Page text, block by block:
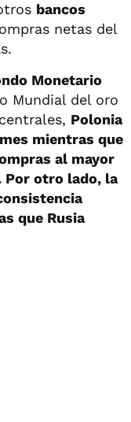
bancos
netas del
Monetario
Mundial del oro
Polonia
mientras que
al mayor
Por otro lado, la
que Rusia